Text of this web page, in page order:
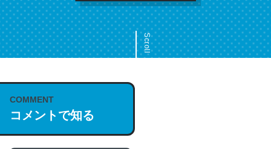
Scroll
COMMENT
コメントで知る
これは名文。彼はとてもクレバーなんだろうなと凄く思
う。英語少しでも読める人は原文もお勧め。自分はこの流
れ好き。Let’s Fucking Go. Then Covid hit. Shit.